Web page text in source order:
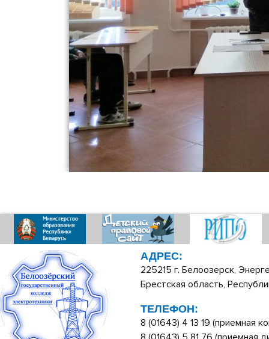
АДРЕС:
225215 г. Белоозерск,
Брестская область,
ТЕЛЕФОН:
8 (01643) 4 13 19 (приемная